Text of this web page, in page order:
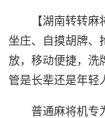
【湖南转转
坐庄、自摸胡牌、
放，移动便捷，洗
管是长辈还是年轻
普通麻将机专